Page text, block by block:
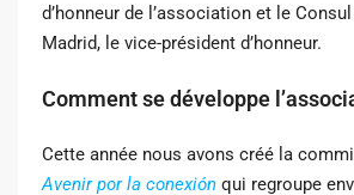
d’honneur de l’association et le
Madrid, le vice-président d’honneur.
Comment se développe
Cette année nous avons créé la
Avenir por la conexión qui regroupe